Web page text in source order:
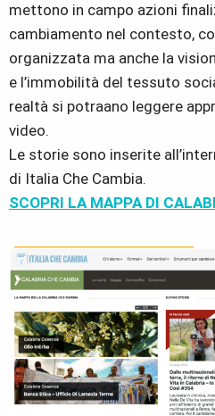
mettono in campo azioni
cambiamento nel contesto,
organizzata ma anche la
e l’immobilità del tessuto
realtà si potraano leggere
video.
Le storie sono inserite
di Italia Che Cambia.
SCOPRI LA MAPPA DI